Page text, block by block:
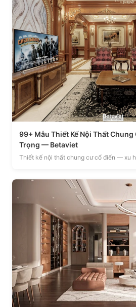
99+ Mẫu Thiết Kế Nội Thất Chung
Trọng — Betaviet
Thiết kế nội thất chung cư cổ điển — xu